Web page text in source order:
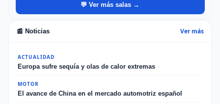
💬 Ver más salas →
📰 Noticias Ver más
ACTUALIDAD
Europa sufre sequía y olas de calor extremas
MOTOR
El avance de China en el mercado automotriz español